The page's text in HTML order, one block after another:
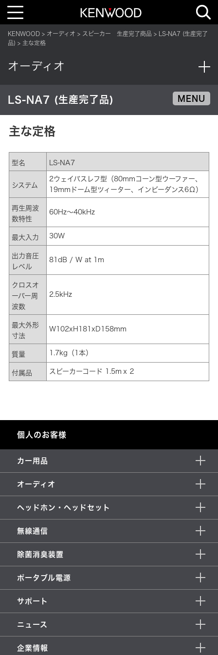
T
l
e
v
i
i
o
KENWOOD オーディオ スピーカー 生産完了商品
LS-NA7 (生産完了
品)
主な定格
オーディオ
LS-NA7 (生産完了品) MENU
主な定格
型名 LS-NA7
システム
2ウェイバスレフ型（80mmコーン型ウーファー、
19mmドーム型ツィーター、インピーダンス6Ω）
再生周波
数特性
60Hz～40kHz
最大入力 30W
出力音圧
レベル
81dB / W at 1m
クロスオ
ーバー周
波数
2.5kHz
最大外形
寸法
W102xH181xD158mm
質量 1.7kg（1本）
付属品 スピーカーコード 1.5mｘ２
個人のお客様
カー用品
オーディオ
ヘッドホン・ヘッドセット
無線通信
除菌消臭装置
ポータブル電源
サポート
ニュース
企業情報